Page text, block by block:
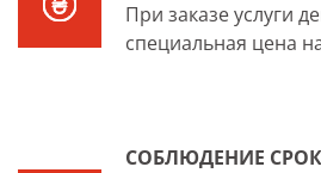
При заказе услуги
специальная цена
СОБЛЮДЕНИЕ